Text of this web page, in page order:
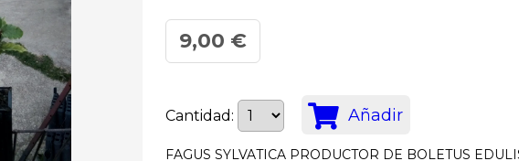
9,00 €
Cantidad: Añadir
FAGUS SYLVATICA PRODUCTOR DE BOLETUS